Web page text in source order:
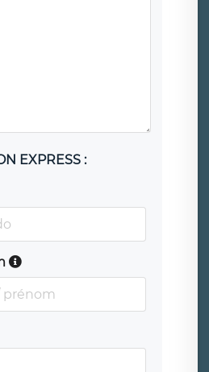
EXPRESS :